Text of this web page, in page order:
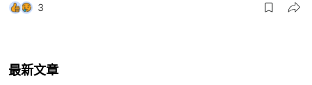
3
最新文章